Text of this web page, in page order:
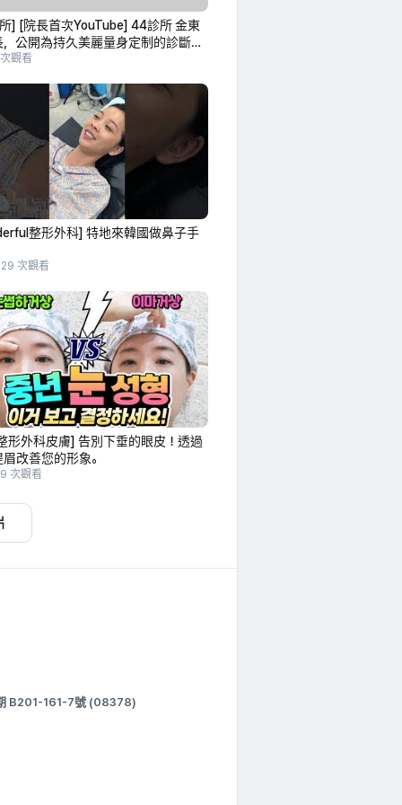
] [院長首次YouTube] 44診所 金東
公開為持久美麗量身定制的診斷標
診所 #44clinic #金東官院長 #整形
觀看
整形外科] 特地來韓國做鼻子手
次觀看
形外科皮膚] 告別下垂的眼皮！透過
改善您的形象。
次觀看
B201-161-7號 (08378)